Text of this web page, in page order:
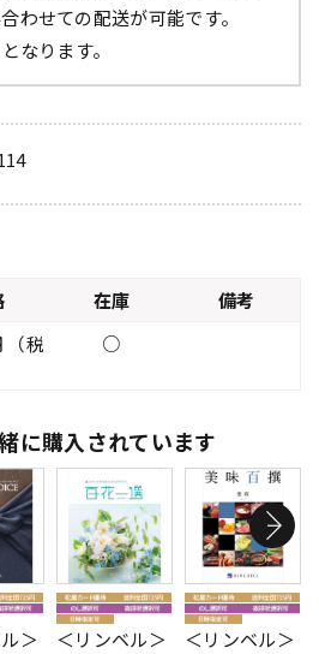
わせての配送が可能です。
なります。
在庫
備考
（税
○
に購入されています
＞
＜リンベル＞
＜リンベル＞